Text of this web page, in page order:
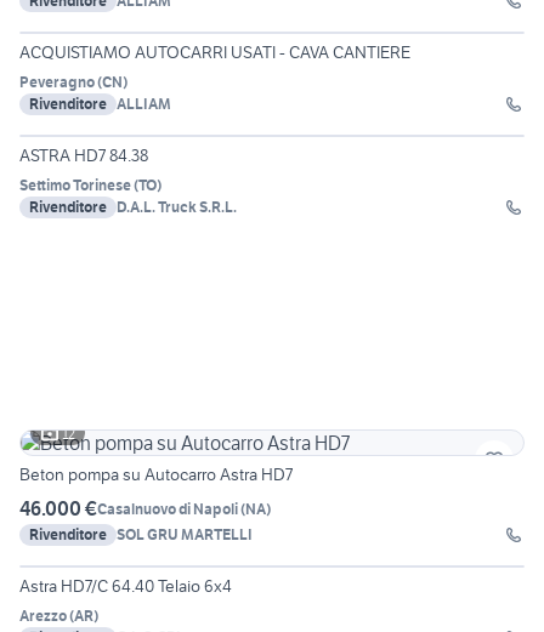
10
ACQUISTIAMO AUTOCARRI USATI - CAVA CANTIERE
Peveragno(CN)
Rivenditore ALLIAM
7
ASTRA HD7 84.38
Settimo Torinese(TO)
Rivenditore D.A.L. Truck S.R.L.
12
Beton pompa su Autocarro Astra HD7
46.000 €Casalnuovo di Napoli(NA)
Rivenditore SOL GRU MARTELLI
9
Astra HD7/C 64.40 Telaio 6x4
Arezzo(AR)